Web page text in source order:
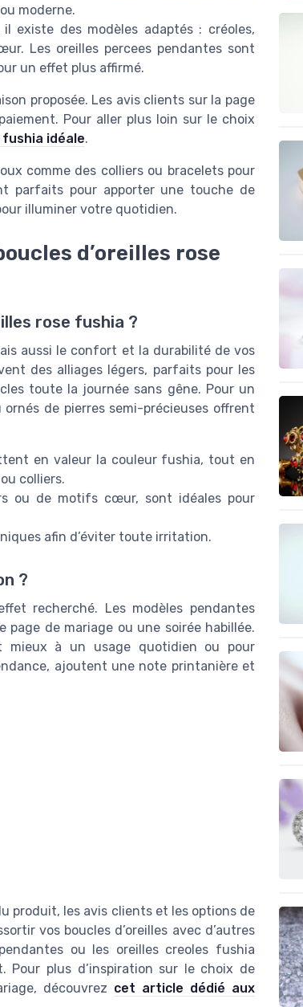
moderne.
existe des modèles adaptés : créoles,
Les oreilles percees pendantes sont
un effet plus affirmé.
proposée. Les avis clients sur la page
Pour aller plus loin sur le choix
idéale.
comme des colliers ou bracelets pour
parfaits pour apporter une touche de
illuminer votre quotidien.
d’oreilles rose
rose fushia ?
aussi le confort et la durabilité de vos
des alliages légers, parfaits pour les
toute la journée sans gêne. Pour un
de pierres semi-précieuses offrent
en valeur la couleur fushia, tout en
colliers.
ou de motifs cœur, sont idéales pour
afin d’éviter toute irritation.
?
recherché. Les modèles pendantes
de mariage ou une soirée habillée.
mieux à un usage quotidien ou pour
ajoutent une note printanière et
produit, les avis clients et les options de
vos boucles d’oreilles avec d’autres
ou les oreilles creoles fushia
Pour plus d’inspiration sur le choix de
découvrez cet article dédié aux